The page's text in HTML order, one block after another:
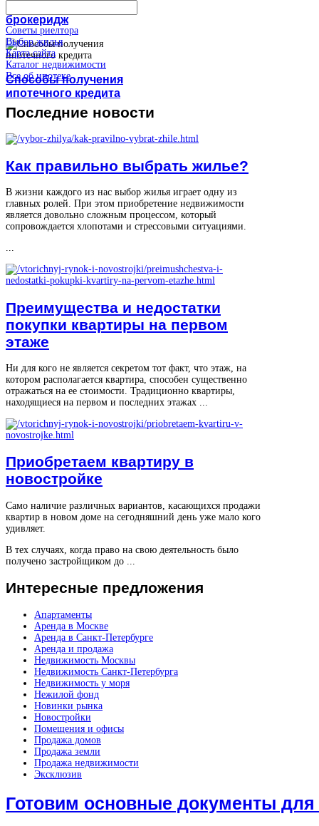
брокеридж
Способы получения
ипотечного кредита
Советы риелтора
Выбор жилья
Карта сайта
Каталог недвижимости
Все об ипотеке
Последние новости
Как правильно выбрать жилье?
В жизни каждого из нас выбор жилья играет одну из
главных ролей. При этом приобретение недвижимости
является довольно сложным процессом, который
сопровождается хлопотами и стрессовыми ситуациями.
...
Преимущества и недостатки
покупки квартиры на первом
этаже
Ни для кого не является секретом тот факт, что этаж, на
котором располагается квартира, способен существенно
отражаться на ее стоимости. Традиционно квартиры,
находящиеся на первом и последних этажах ...
Приобретаем квартиру в
новостройке
Само наличие различных вариантов, касающихся продажи
квартир в новом доме на сегодняшний день уже мало кого
удивляет.
В тех случаях, когда право на свою деятельность было
получено застройщиком до ...
Интересные предложения
Апартаменты
Аренда в Москве
Аренда в Санкт-Петербурге
Аренда и продажа
Недвижимость Москвы
Недвижимость Санкт-Петербурга
Недвижимость у моря
Нежилой фонд
Новинки рынка
Новостройки
Помещения и офисы
Продажа домов
Продажа земли
Продажа недвижимости
Эксклюзив
Готовим основные документы